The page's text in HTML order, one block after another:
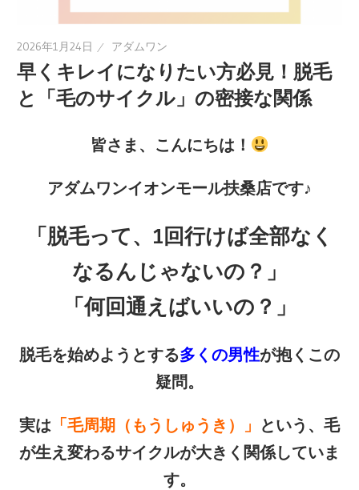
2026年1月24日 アダムワン
早くキレイになりたい方必見！脱毛
と「毛のサイクル」の密接な関係
皆さま、こんにちは！
アダムワンイオンモール扶桑店です♪
「脱毛って、1回行けば全部なく
なるんじゃないの？」
「何回通えばいいの？」
脱毛を始めようとする多くの男性が抱くこの
疑問。
実は 「毛周期（もうしゅうき）」 という、毛
が生え変わるサイクルが大きく関係していま
す。